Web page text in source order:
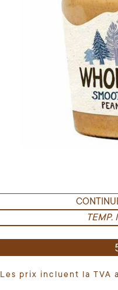
TEMP.
Les prix incluent la TVA